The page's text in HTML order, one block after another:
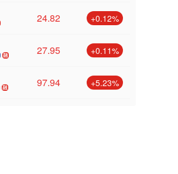
24.82 +0.12%
27.95 +0.11%
97.94 +5.23%